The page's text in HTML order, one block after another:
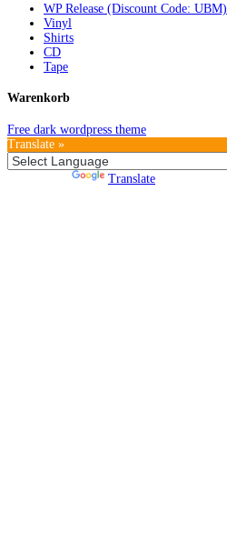
WP Release (Discount Code: UBM)
Vinyl
Shirts
CD
Tape
Warenkorb
Free dark wordpress theme
Translate »
Translate